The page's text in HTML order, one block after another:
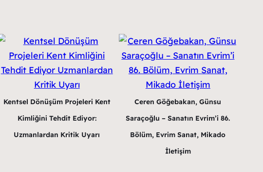
Kentsel Dönüşüm Projeleri Kent
Kimliğini Tehdit Ediyor:
Uzmanlardan Kritik Uyarı
Ceren Göğebakan, Günsu
Saraçoğlu – Sanatın Evrim’i 86.
Bölüm, Evrim Sanat, Mikado
İletişim